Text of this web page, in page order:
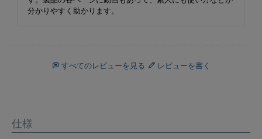
分かりやすく助かります。
すべてのレビューを見る レビューを書く
仕様